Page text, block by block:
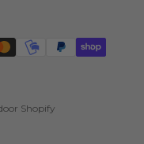
Shopify